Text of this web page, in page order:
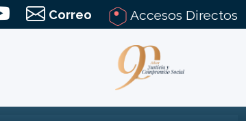
Correo Accesos Directos